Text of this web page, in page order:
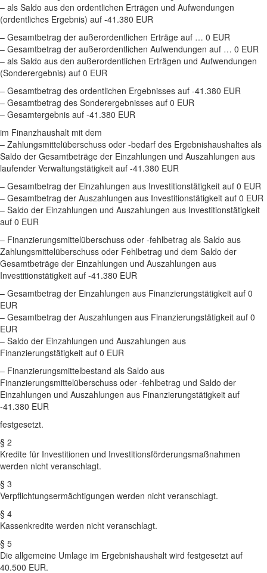
– als Saldo aus den ordentlichen Erträgen und Aufwendungen
(ordentliches Ergebnis) auf -41.380 EUR
– Gesamtbetrag der außerordentlichen Erträge auf … 0 EUR
– Gesamtbetrag der außerordentlichen Aufwendungen auf … 0 EUR
– als Saldo aus den außerordentlichen Erträgen und Aufwendungen
(Sonderergebnis) auf 0 EUR
– Gesamtbetrag des ordentlichen Ergebnisses auf -41.380 EUR
– Gesamtbetrag des Sonderergebnisses auf 0 EUR
– Gesamtergebnis auf -41.380 EUR
im Finanzhaushalt mit dem
– Zahlungsmittelüberschuss oder -bedarf des Ergebnishaushaltes als
Saldo der Gesamtbeträge der Einzahlungen und Auszahlungen aus
laufender Verwaltungstätigkeit auf -41.380 EUR
– Gesamtbetrag der Einzahlungen aus Investitionstätigkeit auf 0 EUR
– Gesamtbetrag der Auszahlungen aus Investitionstätigkeit auf 0 EUR
– Saldo der Einzahlungen und Auszahlungen aus Investitionstätigkeit
auf 0 EUR
– Finanzierungsmittelüberschuss oder -fehlbetrag als Saldo aus
Zahlungsmittelüberschuss oder Fehlbetrag und dem Saldo der
Gesamtbeträge der Einzahlungen und Auszahlungen aus
Investitionstätigkeit auf -41.380 EUR
– Gesamtbetrag der Einzahlungen aus Finanzierungstätigkeit auf 0
EUR
– Gesamtbetrag der Auszahlungen aus Finanzierungstätigkeit auf 0
EUR
– Saldo der Einzahlungen und Auszahlungen aus
Finanzierungstätigkeit auf 0 EUR
– Finanzierungsmittelbestand als Saldo aus
Finanzierungsmittelüberschuss oder -fehlbetrag und Saldo der
Einzahlungen und Auszahlungen aus Finanzierungstätigkeit auf
-41.380 EUR
festgesetzt.
§ 2
Kredite für Investitionen und Investitionsförderungsmaßnahmen
werden nicht veranschlagt.
§ 3
Verpflichtungsermächtigungen werden nicht veranschlagt.
§ 4
Kassenkredite werden nicht veranschlagt.
§ 5
Die allgemeine Umlage im Ergebnishaushalt wird festgesetzt auf
40.500 EUR.